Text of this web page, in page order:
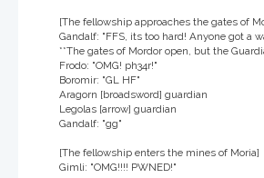
[The fellowship approaches the gates of
Gandalf: "FFS, its too hard! Anyone got a
**The gates of Mordor open, but the
Frodo: "OMG! ph34r!"
Boromir: "GL HF"
Aragorn [broadsword] guardian
Legolas [arrow] guardian
Gandalf: "gg"
[The fellowship enters the mines of Moria]
Gimli: "OMG!!!! PWNED!"